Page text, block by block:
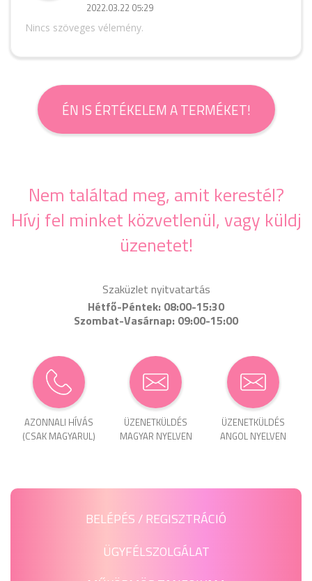
2022.03.22 05:29
Nincs szöveges vélemény.
ÉN IS ÉRTÉKELEM A TERMÉKET!
Nem találtad meg, amit kerestél?
Hívj fel minket közvetlenül, vagy küldj
üzenetet!
Szaküzlet nyitvatartás
Hétfő-Péntek: 08:00-15:30
Szombat-Vasárnap: 09:00-15:00
AZONNALI HÍVÁS
(CSAK MAGYARUL)
ÜZENET­KÜLDÉS
MAGYAR NYELVEN
ÜZENET­KÜLDÉS
ANGOL NYELVEN
BELÉPÉS / REGISZTRÁCIÓ
ÜGYFÉLSZOLGÁLAT